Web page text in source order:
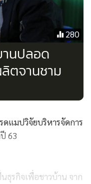
ษตรกร และการ
นกับอุทยาน (co-
าน จะรักษาทรัพยากร
งเสริมอาชีพเสริม
ว-อาหารมาได้ที่ กอง
อีเมล์
ามเพิ่มเติมได้ที่
280
านปลอด
ตจานชาม
ดแมปวิจัยบริหารจัดการ
63
ธุรกิจเพื่อชาวบ้าน จาก